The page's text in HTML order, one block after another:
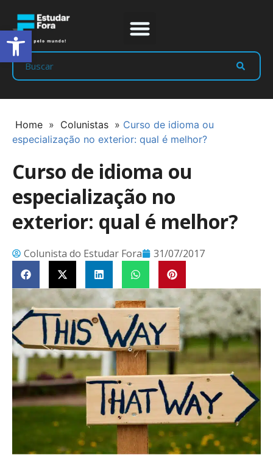
Home » Colunistas » Curso de idioma ou
especialização no exterior: qual é melhor?
Curso de idioma ou
especialização no
exterior: qual é melhor?
Colunista do Estudar Fora 31/07/2017
Abrir a barra de ferramentas